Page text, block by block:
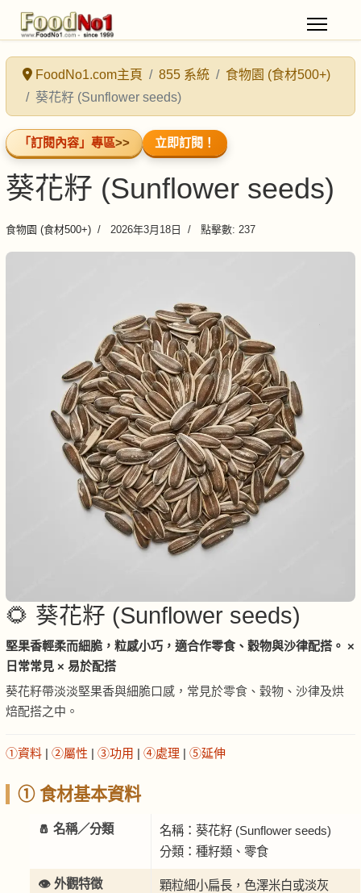
FoodNo1.com主頁 855 系統
食物園 (食材500+)
葵花籽 (Sunflower seeds)
「訂閱內容」專區>> 立即訂閱！
葵花籽 (Sunflower seeds)
食物園 (食材500+) 2026年3月18日 點擊數: 237
🌻 葵花籽 (Sunflower seeds)
堅果香輕柔而細脆，粒感小巧，適合作零食、穀物與沙律配搭。 ×
日常常見 × 易於配搭
葵花籽帶淡淡堅果香與細脆口感，常見於零食、穀物、沙律及烘
焙配搭之中。
①資料 | ②屬性 | ③功用 | ④處理 | ⑤延伸
① 食材基本資料
🧂 名稱／分類
名稱：葵花籽 (Sunflower seeds)
分類：種籽類、零食
👁️ 外觀特徵
顆粒細小扁長，色澤米白或淡灰